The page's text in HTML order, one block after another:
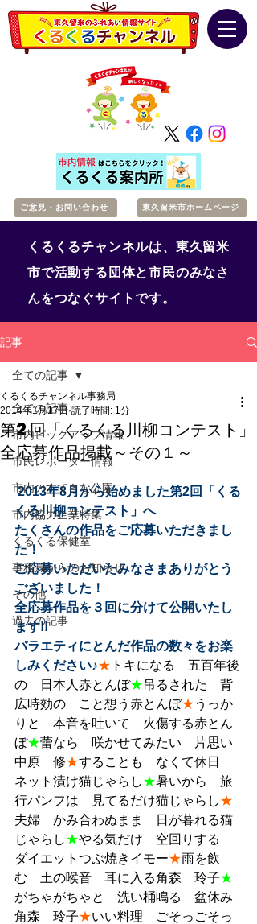
ご意見・お問い合わせ 東久留米市ホームページ
くるくるチャンネルは、東久留米
市で活動する団体と市民のみなさ
んをつなぐサイトです。
記事
全ての記事
市内ピックアップ情報
市民レポーター情報
市内のすてきな公園
市内協力企業特集
くるくる保健室
事務局からのお知らせ
その他
過去の記事
全ての記事
第2回「くるくる川柳コンテスト」
全応募作品掲載～その１～
くるくるチャンネル事務局
2014年1月17日 読了時間: 1分
2013年8月から始めました第2回「くる
くる川柳コンテスト」へ
たくさんの作品をご応募いただきまし
た！
ご応募いただいたみなさまありがとう
ございました！
全応募作品を３回に分けて公開いたし
ます!!
バラエティにとんだ作品の数々をお楽
しみください♪★ トキになる　五百年後
の　日本人赤とんぼ★吊るされた　背
広時効の　こと想う赤とんぼ★ うっか
りと　本音を吐いて　火傷する赤とん
ぼ★蕾なら　咲かせてみたい　片思い
中原　修★することも　なくて休日
ネット漬け猫じゃらし★暑いから　旅
行パンフは　見てるだけ猫じゃらし★
夫婦　かみ合わぬまま　日が暮れる猫
じゃらし★やる気だけ　空回りする
ダイエットつぶ焼きイモー★雨を飲
む　土の喉音　耳に入る角森　玲子★
がちゃがちゃと　洗い桶鳴る　盆休み
角森　玲子★いい料理　ごそっごそっ